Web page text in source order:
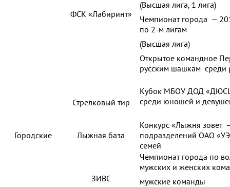
Городские
ФСК «Лабиринт»
(Высшая лига, 1 лига)
Чемпионат города —
по 2-м лигам
(Высшая лига)
Открытое командное
русским шашкам среди
Стрелковый тир
Кубок МБОУ ДОД
среди юношей и
Лыжная база
Конкурс «Лыжня зовет
подразделений ОАО
семей
ЗИВС
Чемпионат города по
мужских и женских
мужские команды